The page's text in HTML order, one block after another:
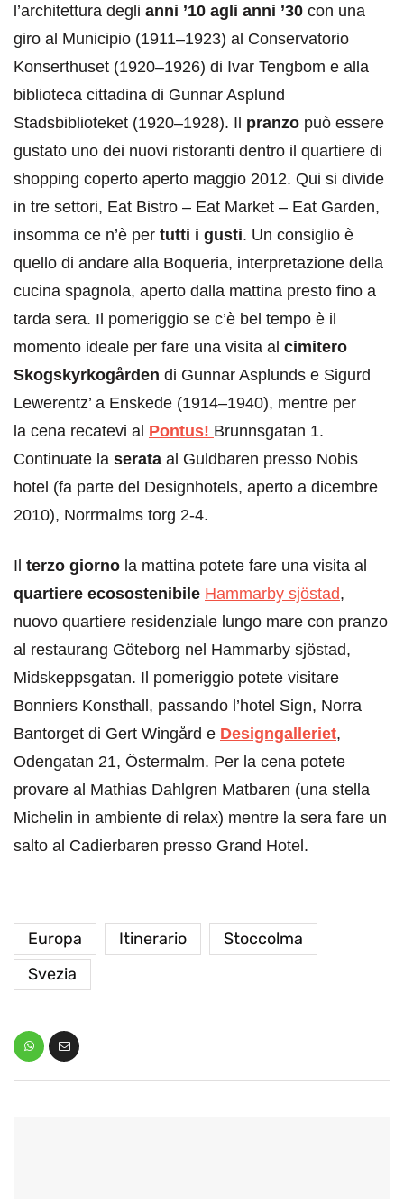
l’architettura degli anni ’10 agli anni ’30 con una
giro al Municipio (1911–1923) al Conservatorio
Konserthuset (1920–1926) di Ivar Tengbom e alla
biblioteca cittadina di Gunnar Asplund
Stadsbiblioteket (1920–1928). Il pranzo può essere
gustato uno dei nuovi ristoranti dentro il quartiere di
shopping coperto aperto maggio 2012. Qui si divide
in tre settori, Eat Bistro – Eat Market – Eat Garden,
insomma ce n’è per tutti i gusti. Un consiglio è
quello di andare alla Boqueria, interpretazione della
cucina spagnola, aperto dalla mattina presto fino a
tarda sera. Il pomeriggio se c’è bel tempo è il
momento ideale per fare una visita al cimitero
Skogskyrkogården di Gunnar Asplunds e Sigurd
Lewerentz’ a Enskede (1914–1940), mentre per
la cena recatevi al Pontus! Brunnsgatan 1.
Continuate la serata al Guldbaren presso Nobis
hotel (fa parte del Designhotels, aperto a dicembre
2010), Norrmalms torg 2-4.
Il terzo giorno la mattina potete fare una visita al
quartiere ecosostenibile Hammarby sjöstad,
nuovo quartiere residenziale lungo mare con pranzo
al restaurang Göteborg nel Hammarby sjöstad,
Midskeppsgatan. Il pomeriggio potete visitare
Bonniers Konsthall, passando l’hotel Sign, Norra
Bantorget di Gert Wingård e Designgalleriet,
Odengatan 21, Östermalm. Per la cena potete
provare al Mathias Dahlgren Matbaren (una stella
Michelin in ambiente di relax) mentre la sera fare un
salto al Cadierbaren presso Grand Hotel.
Europa Itinerario
Stoccolma
Svezia